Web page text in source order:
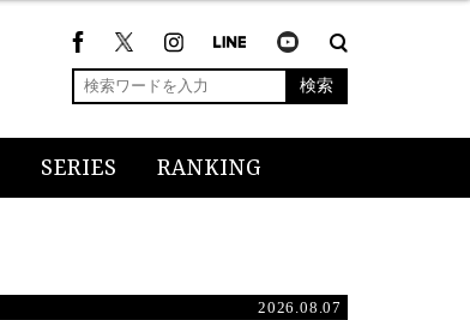
検索
SERIES RANKING
2026.08.07